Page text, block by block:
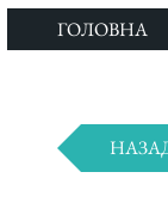
ГОЛОВНА